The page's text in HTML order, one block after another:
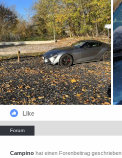
Like
Campino hat einen Forenbeitrag geschrieben